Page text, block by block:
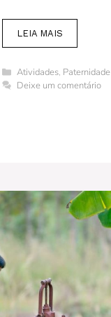
LEIA MAIS
Categorias
Atividades, Paternidade
Deixe um comentário